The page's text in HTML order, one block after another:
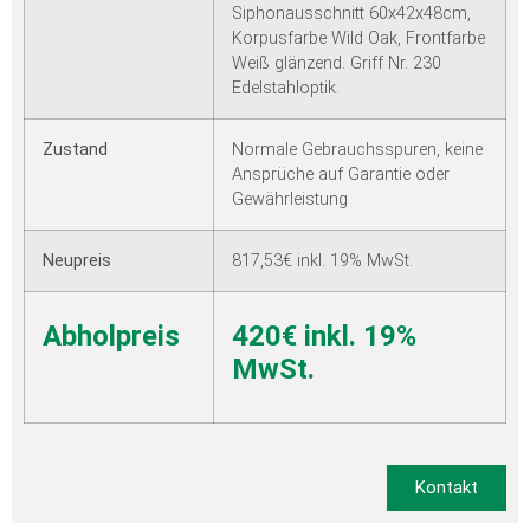
Siphonausschnitt 60x42x48cm,
Korpusfarbe Wild Oak, Frontfarbe
Weiß glänzend. Griff Nr. 230
Edelstahloptik.
Zustand
Normale Gebrauchsspuren, keine
Ansprüche auf Garantie oder
Gewährleistung
Neupreis 817,53€ inkl. 19% MwSt.
Abholpreis
420€ inkl. 19%
MwSt.
Kontakt